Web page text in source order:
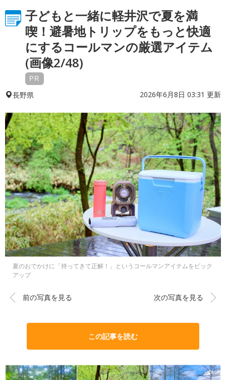
子どもと一緒に軽井沢で夏を満
喫！避暑地トリップをもっと快適
にするコールマンの厳選アイテム
(画像2/48)
PR
長野県 2026年6月8日 03:31 更新
夏のおでかけに「持ってきて正解！」というコールマンアイテムをピック
アップ
前の写真を見る 次の写真を見る
この記事を読む